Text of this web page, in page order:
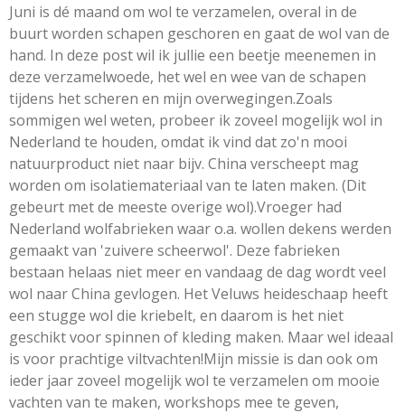
Juni is dé maand om wol te verzamelen, overal in de
buurt worden schapen geschoren en gaat de wol van de
hand. In deze post wil ik jullie een beetje meenemen in
deze verzamelwoede, het wel en wee van de schapen
tijdens het scheren en mijn overwegingen.Zoals
sommigen wel weten, probeer ik zoveel mogelijk wol in
Nederland te houden, omdat ik vind dat zo'n mooi
natuurproduct niet naar bijv. China verscheept mag
worden om isolatiemateriaal van te laten maken. (Dit
gebeurt met de meeste overige wol).Vroeger had
Nederland wolfabrieken waar o.a. wollen dekens werden
gemaakt van 'zuivere scheerwol'. Deze fabrieken
bestaan helaas niet meer en vandaag de dag wordt veel
wol naar China gevlogen. Het Veluws heideschaap heeft
een stugge wol die kriebelt, en daarom is het niet
geschikt voor spinnen of kleding maken. Maar wel ideaal
is voor prachtige viltvachten!Mijn missie is dan ook om
ieder jaar zoveel mogelijk wol te verzamelen om mooie
vachten van te maken, workshops mee te geven,